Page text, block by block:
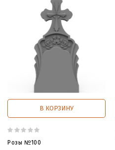
В КОРЗИНУ
Розы №100